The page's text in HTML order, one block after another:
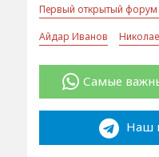
Первый открытый форум
Айдар Иванов
Самые
Наш